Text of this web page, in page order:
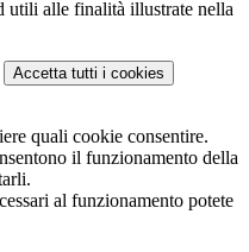
utili alle finalità illustrate nella
Accetta tutti i cookies
quali cookie consentire.
il funzionamento della
al funzionamento potete